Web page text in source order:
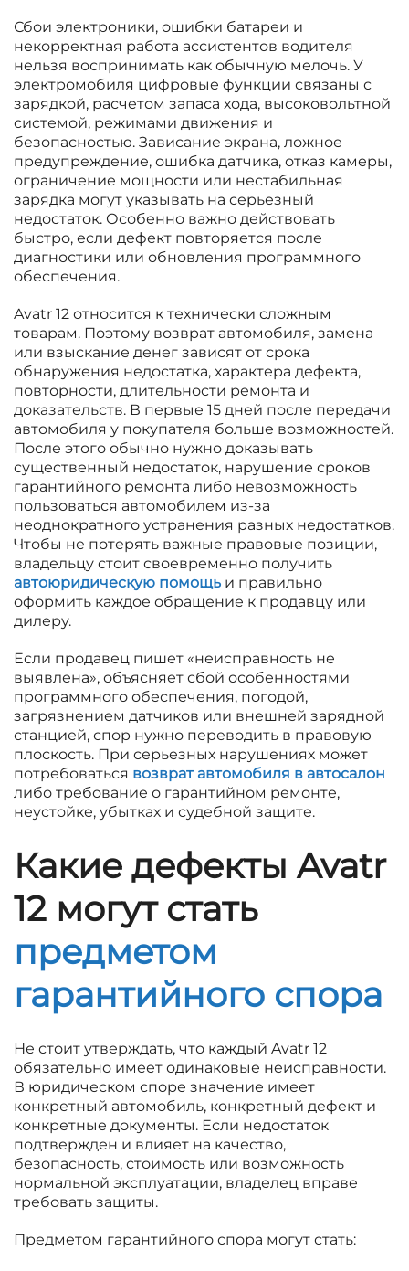
Сбои электроники, ошибки батареи и
некорректная работа ассистентов водителя
нельзя воспринимать как обычную мелочь. У
электромобиля цифровые функции связаны с
зарядкой, расчетом запаса хода, высоковольтной
системой, режимами движения и
безопасностью. Зависание экрана, ложное
предупреждение, ошибка датчика, отказ камеры,
ограничение мощности или нестабильная
зарядка могут указывать на серьезный
недостаток. Особенно важно действовать
быстро, если дефект повторяется после
диагностики или обновления программного
обеспечения.
Avatr 12 относится к технически сложным
товарам. Поэтому возврат автомобиля, замена
или взыскание денег зависят от срока
обнаружения недостатка, характера дефекта,
повторности, длительности ремонта и
доказательств. В первые 15 дней после передачи
автомобиля у покупателя больше возможностей.
После этого обычно нужно доказывать
существенный недостаток, нарушение сроков
гарантийного ремонта либо невозможность
пользоваться автомобилем из-за
неоднократного устранения разных недостатков.
Чтобы не потерять важные правовые позиции,
владельцу стоит своевременно получить
автоюридическую помощь и правильно
оформить каждое обращение к продавцу или
дилеру.
Если продавец пишет «неисправность не
выявлена», объясняет сбой особенностями
программного обеспечения, погодой,
загрязнением датчиков или внешней зарядной
станцией, спор нужно переводить в правовую
плоскость. При серьезных нарушениях может
потребоваться возврат автомобиля в автосалон
либо требование о гарантийном ремонте,
неустойке, убытках и судебной защите.
Какие дефекты Avatr
12 могут стать
предметом
гарантийного спора
Не стоит утверждать, что каждый Avatr 12
обязательно имеет одинаковые неисправности.
В юридическом споре значение имеет
конкретный автомобиль, конкретный дефект и
конкретные документы. Если недостаток
подтвержден и влияет на качество,
безопасность, стоимость или возможность
нормальной эксплуатации, владелец вправе
требовать защиты.
Предметом гарантийного спора могут стать: